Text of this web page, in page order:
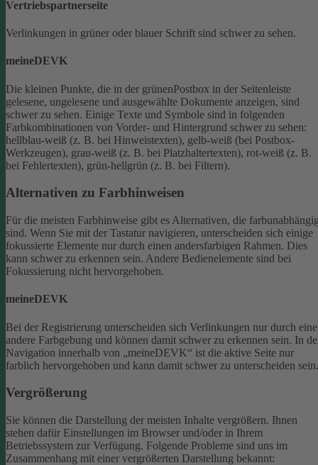
Vertriebspartnerseite
Verlinkungen in grüner oder blauer Schrift sind schwer zu sehen.
meineDEVK
Die kleinen Punkte, die in der grünenPostbox in der Seitenleiste
gelesene, ungelesene und ausgewählte Dokumente anzeigen, sind
schwer zu sehen. Einige Texte und Symbole sind in folgenden
Farbkombinationen von Vorder- und Hintergrund schwer zu sehen:
hellblau-weiß (z. B. bei Hinweistexten), gelb-weiß (bei Postbox-
Werkzeugen), grau-weiß (z. B. bei Platzhaltertexten), rot-weiß (z. B.
bei Fehlertexten), grün-hellgrün (z. B. bei Filtern).
Alternativen zu Farbhinweisen
Für die meisten Farbhinweise gibt es Alternativen, die
sind. Wenn Sie mit der Tastatur navigieren, unterscheiden sich einige
fokussierte Elemente nur durch einen andersfarbigen Rahmen. Dies
kann schwer zu erkennen sein. Andere Bedienelemente sind bei
Fokussierung nicht hervorgehoben.
meineDEVK
Bei der Registrierung unterscheiden sich Verlinkungen nur durch eine
andere Farbgebung und können damit schwer zu erkennen sein. In
Navigation innerhalb von „meineDEVK“ ist die aktive Seite nur
farblich hervorgehoben und kann damit schwer zu unterscheiden sein.
Vergrößerung
Sie können die Darstellung der meisten Inhalte vergrößern. Ihnen
stehen dafür Einstellungen im Browser und/oder in Ihrem
Betriebssystem zur Verfügung. Folgende Probleme sind uns im
Zusammenhang mit einer vergrößerten Darstellung bekannt: